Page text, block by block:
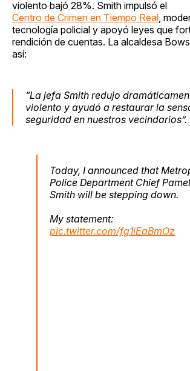
violento bajó 28%. Smith impulsó el
Centro de Crimen en Tiempo Real,
tecnología policial y apoyó leyes que
rendición de cuentas. La alcaldesa
así:
“La jefa Smith redujo
violento y ayudó a restaurar la
seguridad en nuestros vecindarios”.
Today, I announced that
Police Department Chief
Smith will be stepping down.
My statement:
pic.twitter.com/fg1iEaBmOz